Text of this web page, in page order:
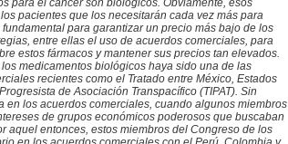
para el cáncer son biológicos. Obviamente, esos
pacientes que los necesitarán cada vez más para
para garantizar un precio más bajo de los
entre ellas el uso de acuerdos comerciales, para
estos fármacos y mantener sus precios tan elevados.
medicamentos biológicos haya sido una de las
recientes como el Tratado entre México, Estados
de Asociación Transpacífico (TIPAT). Sin
los acuerdos comerciales, cuando algunos miembros
de grupos económicos poderosos que buscaban
aquel entonces, estos miembros del Congreso de los